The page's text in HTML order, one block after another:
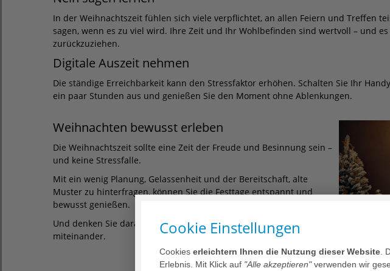
In der Weihnachtszeit fühlen sich viele verpflichtet, an allen Feiern und Treffen
sagen, wenn es zu viel wird. Ihre Zeit und Ihr Wohlbefinden sind wertvoll – und
zurückzuziehen.
Digitale Auszeit nehmen
Die ständige Erreichbarkeit kann den Stressfaktor erhöhen. Schalten Sie Ihr
ein paar Stunden aus und genießen Sie den Moment ohne Ablenkungen.
Weihnachten bewusst erleben
Die Weihnachtszeit sollte eine Zeit der Freude und Besinnung sein –
und keine Stressfalle.
Mit ein wenig Planung, Gelassenheit und der Bereitschaft, alte
Muster zu hinterfragen, können Sie die Festtage entspannt und
bewusst genießen.
Und denken Sie daran: Das schönste Geschenk ist oft einfach Zeit
miteinander.
Cookie Einstellungen
Cookies erleichtern Ihnen die Nutzung dieser Website .
Erlebnis. Mit Klick auf "Alle akzeptieren"verwenden wir